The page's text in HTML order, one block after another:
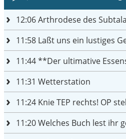
12:06Arthrodese des
11:58 Laßt uns ein lustiges
11:44**Der ultimative
11:31 Wetterstation
11:24 Knie TEP rechts! OP
11:20Welches Buch lest ihr